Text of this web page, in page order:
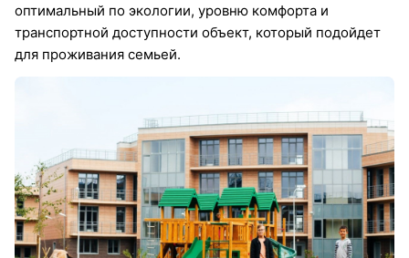
оптимальный по экологии, уровню комфорта и
транспортной доступности объект, который подойдет
для проживания семьей.